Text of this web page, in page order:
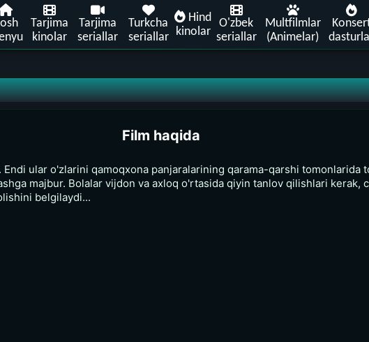
Tarjima
kinolar
Tarjima
seriallar
Turkcha
seriallar
Hind
kinolar
O'zbek
seriallar
Multfilmlar
(Animelar)
Film haqida
ular o'zlarini qamoqxona panjaralarining qarama-qarshi tomonlarida
majbur. Bolalar vijdon va axloq o'rtasida qiyin tanlov qilishlari kerak,
belgilaydi...